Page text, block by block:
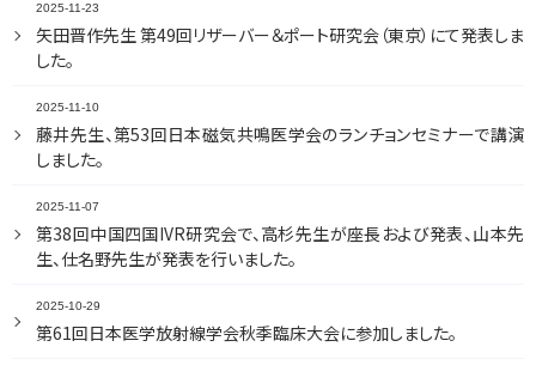
2025-11-23
矢田晋作先生 第49回リザーバー＆ポート研究会（東京）にて発表しま
した。
2025-11-10
藤井先生、第53回日本磁気共鳴医学会のランチョンセミナーで講演
しました。
2025-11-07
第38回中国四国IVR研究会で、高杉先生が座長および発表、山本先
生、仕名野先生が発表を行いました。
2025-10-29
第61回日本医学放射線学会秋季臨床大会に参加しました。